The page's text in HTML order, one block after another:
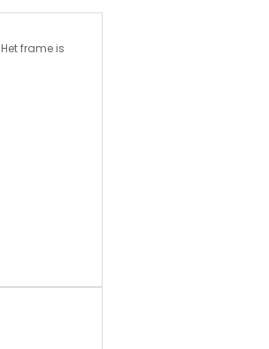
frame is